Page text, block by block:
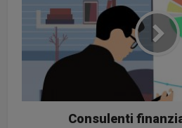
Consulenti